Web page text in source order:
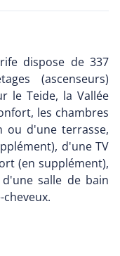
dispose de 337
(ascenseurs)
le Teide, la Vallée
les chambres
ou d'une terrasse,
d'une TV
(en supplément),
salle de bain